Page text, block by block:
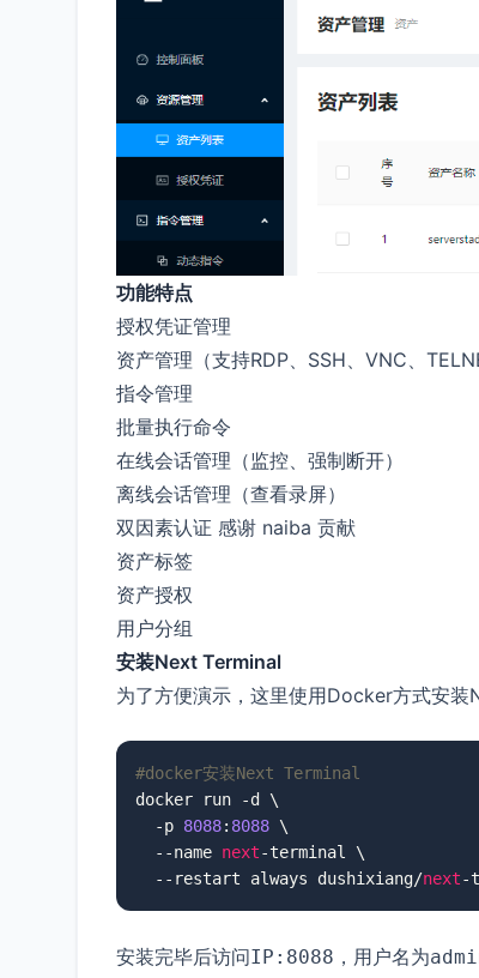
功能特点
授权凭证管理
资产管理（支持RDP、SSH、VNC、
指令管理
批量执行命令
在线会话管理（监控、强制断开）
离线会话管理（查看录屏）
双因素认证 感谢 naiba 贡献
资产标签
资产授权
用户分组
安装Next Terminal
为了方便演示，这里使用Docker方式安装
#docker安装Next Terminal
docker run -d \
  -p
8088: 8088 \
  --name
next-terminal \
  --restart always dushixiang/
next-
安装完毕后访问IP:8088 ，用户名为